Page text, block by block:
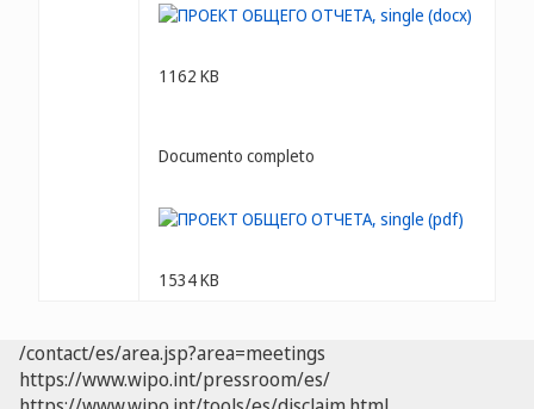
1162 KB
Documento completo
1534 KB
/contact/es/area.jsp?area=meetings
https://www.wipo.int/pressroom/es/